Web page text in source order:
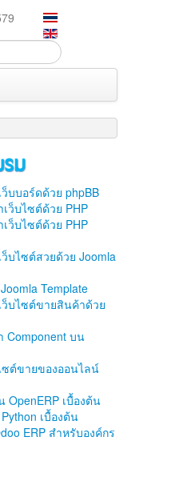
ม
บบอร์ดด้วย phpBB
ว็บไซต์ด้วย PHP
ว็บไซต์ด้วย PHP
บไซต์สวยด้วย Joomla
Template
ว็บไซต์ขายสินค้าด้วย
Component บน
ซต์ขายของออนไลน์
OpenERP เบื้องต้น
เบื้องต้น
ERP สำหรับองค์กร